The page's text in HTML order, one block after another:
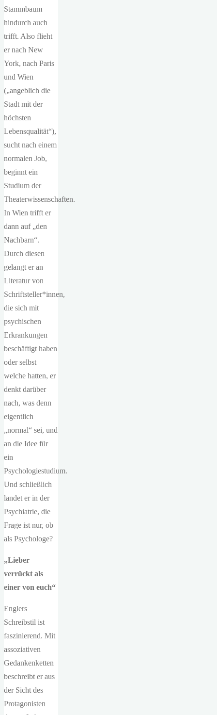
Stammbaum
hindurch auch
trifft. Also flieht
er nach New
York, nach Paris
und Wien
(„angeblich die
Stadt mit der
höchsten
Lebensqualität“),
sucht nach einem
normalen Job,
beginnt ein
Studium der
Theaterwissenschaften.
In Wien trifft er
dann auf „den
Nachbarn“.
Durch diesen
gelangt er an
Literatur von
Schriftsteller*innen,
die sich mit
psychischen
Erkrankungen
beschäftigt haben
oder selbst
welche hatten, er
denkt darüber
nach, was denn
eigentlich
„normal“ sei, und
an die Idee für
ein
Psychologiestudium.
Und schließlich
landet er in der
Psychiatrie, die
Frage ist nur, ob
als Psychologe?
„Lieber
verrückt als
einer von euch“
Englers
Schreibstil ist
faszinierend. Mit
assoziativen
Gedankenketten
beschreibt er aus
der Sicht des
Protagonisten